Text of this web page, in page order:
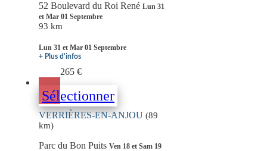
52 Boulevard du Roi René Lun 31
et Mar 01 Septembre
93 km
Lun 31 et Mar 01 Septembre
+ Plus d'infos
265 €
Sélectionner
VERRIÈRES-EN-ANJOU (89
km)
Parc du Bon Puits Ven 18 et Sam 19